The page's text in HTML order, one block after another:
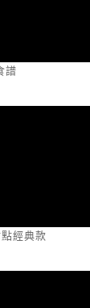
譜
經典款